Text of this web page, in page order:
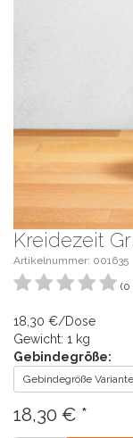
Kreidezeit
Artikelnummer: 001635
(0
18,30 €/Dose
Gewicht: 1 kg
Gebindegröße:
Gebindegröße
18,30 € *